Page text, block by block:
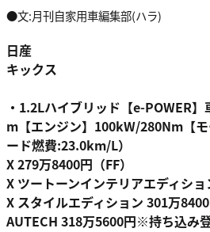
●文:月刊自家用車編集部(ハラ)
日産
キックス
・1.2Lハイブリッド【e-POWER
m【エンジン】100kW/280Nm【
ード燃費:23.0km/L）
X 279万8400円（FF）
X ツートーンインテリアエディショ
X スタイルエディション 301万
AUTECH 318万5600円※持ち込み